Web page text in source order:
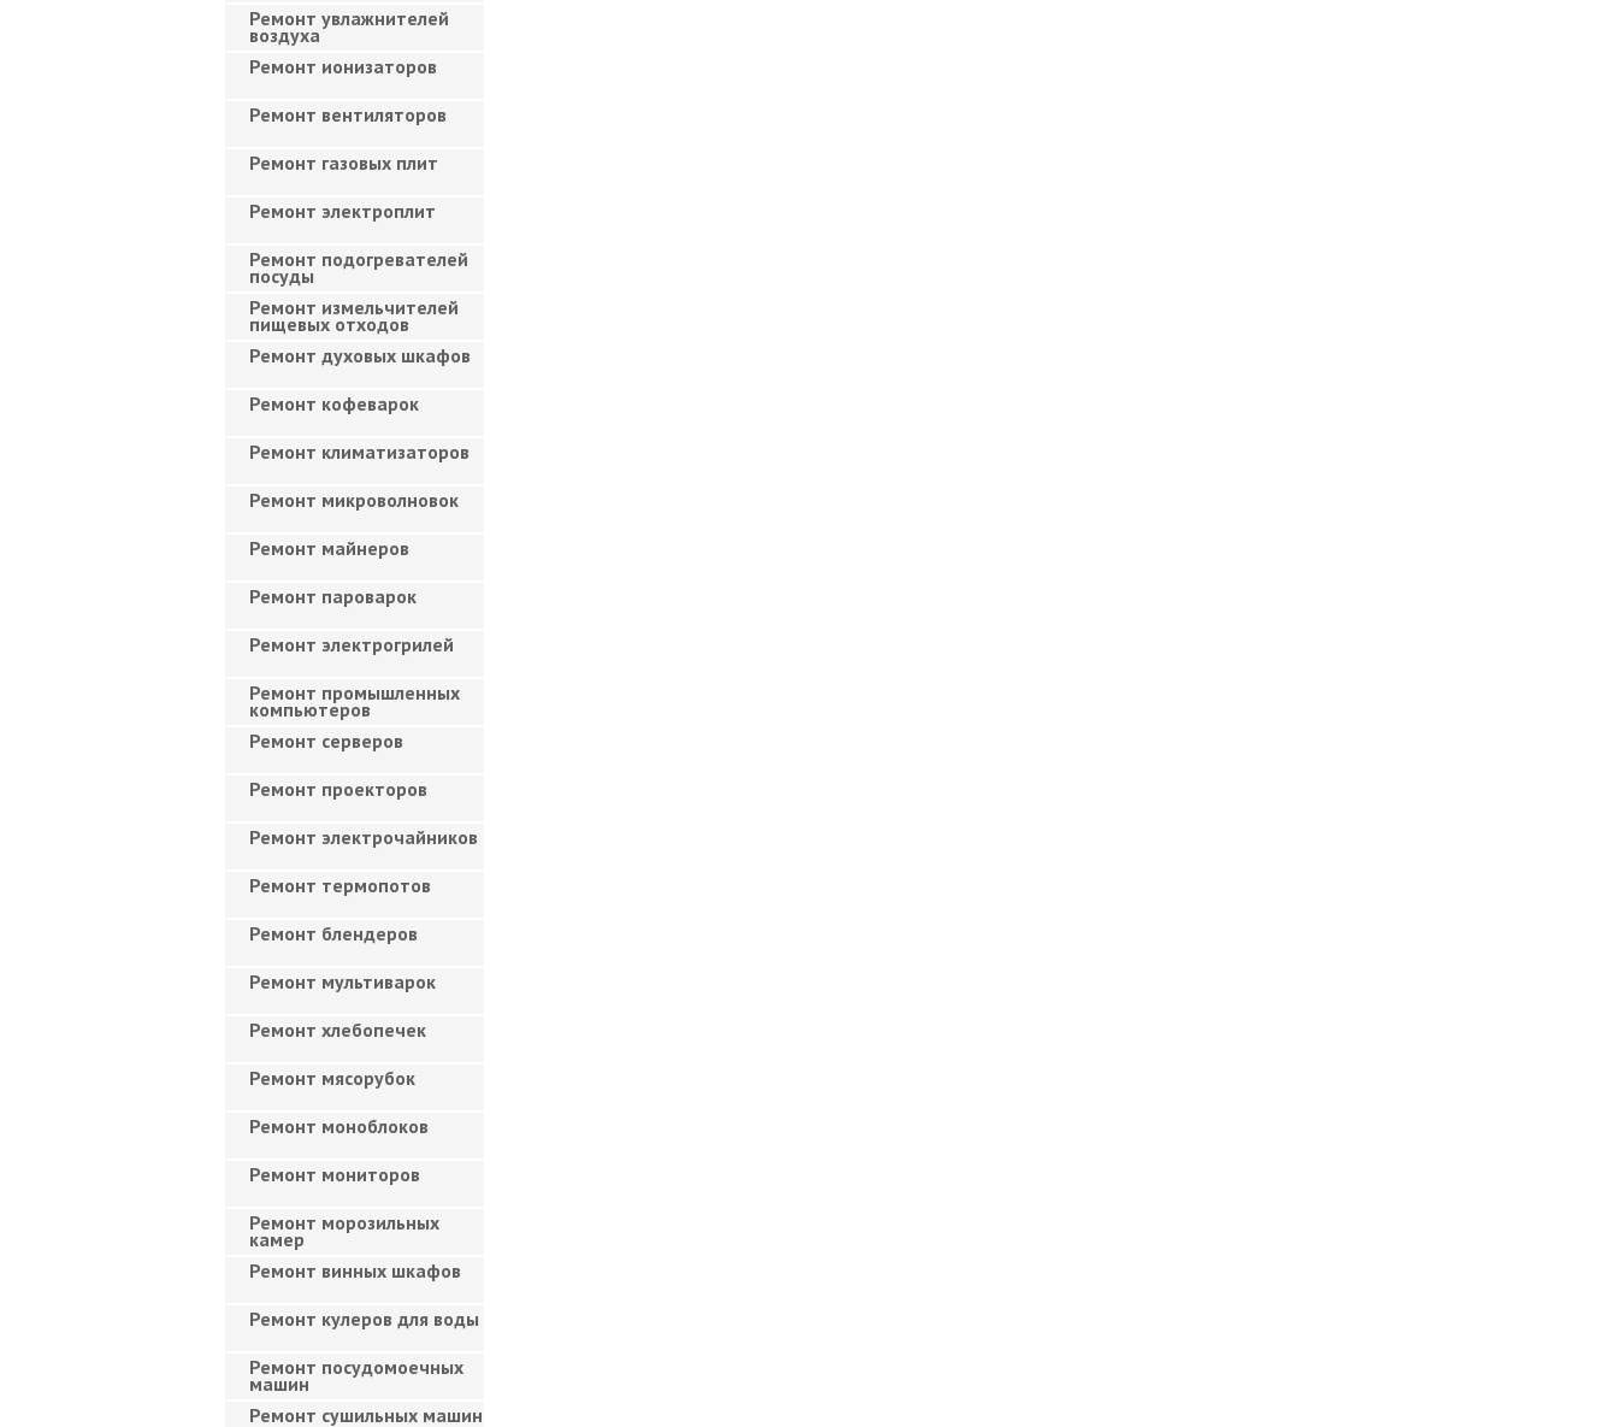
Ремонт увлажнителей
воздуха
Ремонт ионизаторов
Ремонт вентиляторов
Ремонт газовых плит
Ремонт электроплит
Ремонт подогревателей
посуды
Ремонт измельчителей
пищевых отходов
Ремонт духовых шкафов
Ремонт кофеварок
Ремонт климатизаторов
Ремонт микроволновок
Ремонт майнеров
Ремонт пароварок
Ремонт электрогрилей
Ремонт промышленных
компьютеров
Ремонт серверов
Ремонт проекторов
Ремонт электрочайников
Ремонт термопотов
Ремонт блендеров
Ремонт мультиварок
Ремонт хлебопечек
Ремонт мясорубок
Ремонт моноблоков
Ремонт мониторов
Ремонт морозильных
камер
Ремонт винных шкафов
Ремонт кулеров для воды
Ремонт посудомоечных
машин
Ремонт сушильных машин